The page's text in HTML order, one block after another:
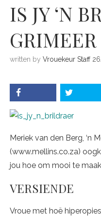
IS JY ‘N
GRIMEER
written by Vrouekeur Staff
Meriek van den Berg, ‘n
(www.mellins.co.za)
jou hoe om mooi te
VERSIENDE
Vroue met hoë